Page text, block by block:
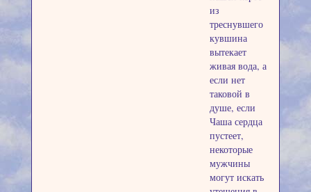
из
треснувшего
кувшина
вытекает
живая вода, а
если нет
таковой в
душе, если
Чаша сердца
пустеет,
некоторые
мужчины
могут искать